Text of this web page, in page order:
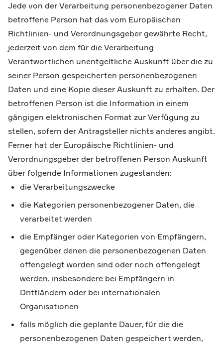
Jede von der Verarbeitung personenbezogener Daten
betroffene Person hat das vom Europäischen
Richtlinien- und Verordnungsgeber gewährte Recht,
jederzeit von dem für die Verarbeitung
Verantwortlichen unentgeltliche Auskunft über die zu
seiner Person gespeicherten personenbezogenen
Daten und eine Kopie dieser Auskunft zu erhalten. Der
betroffenen Person ist die Information in einem
gängigen elektronischen Format zur Verfügung zu
stellen, sofern der Antragsteller nichts anderes angibt.
Ferner hat der Europäische Richtlinien- und
Verordnungsgeber der betroffenen Person Auskunft
über folgende Informationen zugestanden:
die Verarbeitungszwecke
die Kategorien personenbezogener Daten, die
verarbeitet werden
die Empfänger oder Kategorien von Empfängern,
gegenüber denen die personenbezogenen Daten
offengelegt worden sind oder noch offengelegt
werden, insbesondere bei Empfängern in
Drittländern oder bei internationalen
Organisationen
falls möglich die geplante Dauer, für die die
personenbezogenen Daten gespeichert werden,